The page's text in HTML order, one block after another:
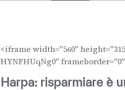
<iframe width="560"
HYNFHUqNg0"
Harpa: risparmiare è